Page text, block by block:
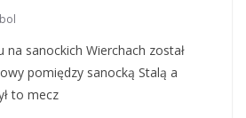
na sanockich Wierchach został
pomiędzy sanocką Stalą a
to mecz